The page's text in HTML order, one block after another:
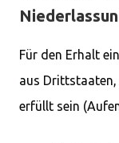
Für den Erhalt
aus
erfüllt sein